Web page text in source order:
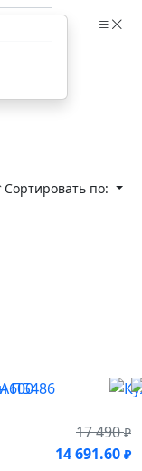
Сортировать по:
17 490₽
14 691.60 ₽